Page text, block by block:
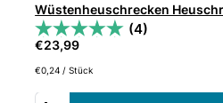
Wüstenheuschrecken
(4)
€23,99
€0,24 /Stück